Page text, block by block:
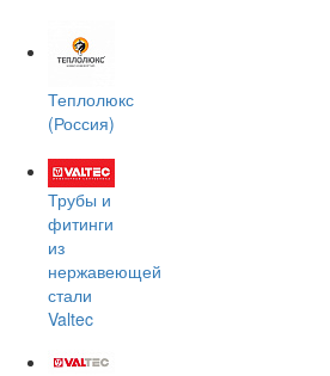
Теплолюкс
(Россия)
Трубы и
фитинги
из
нержавеющей
стали
Valtec